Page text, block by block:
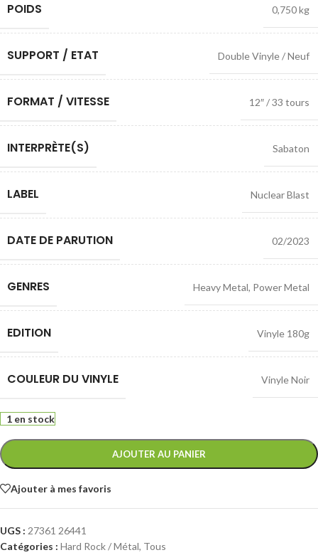
POIDS 0,750 kg
SUPPORT / ETAT Double Vinyle / Neuf
FORMAT / VITESSE 12″ / 33 tours
INTERPRÈTE(S) Sabaton
LABEL Nuclear Blast
DATE DE PARUTION 02/2023
GENRES Heavy Metal, Power Metal
EDITION Vinyle 180g
COULEUR DU VINYLE Vinyle Noir
1 en stock
AJOUTER AU PANIER
Ajouter à mes favoris
UGS : 27361 26441
Catégories : Hard Rock / Métal, Tous